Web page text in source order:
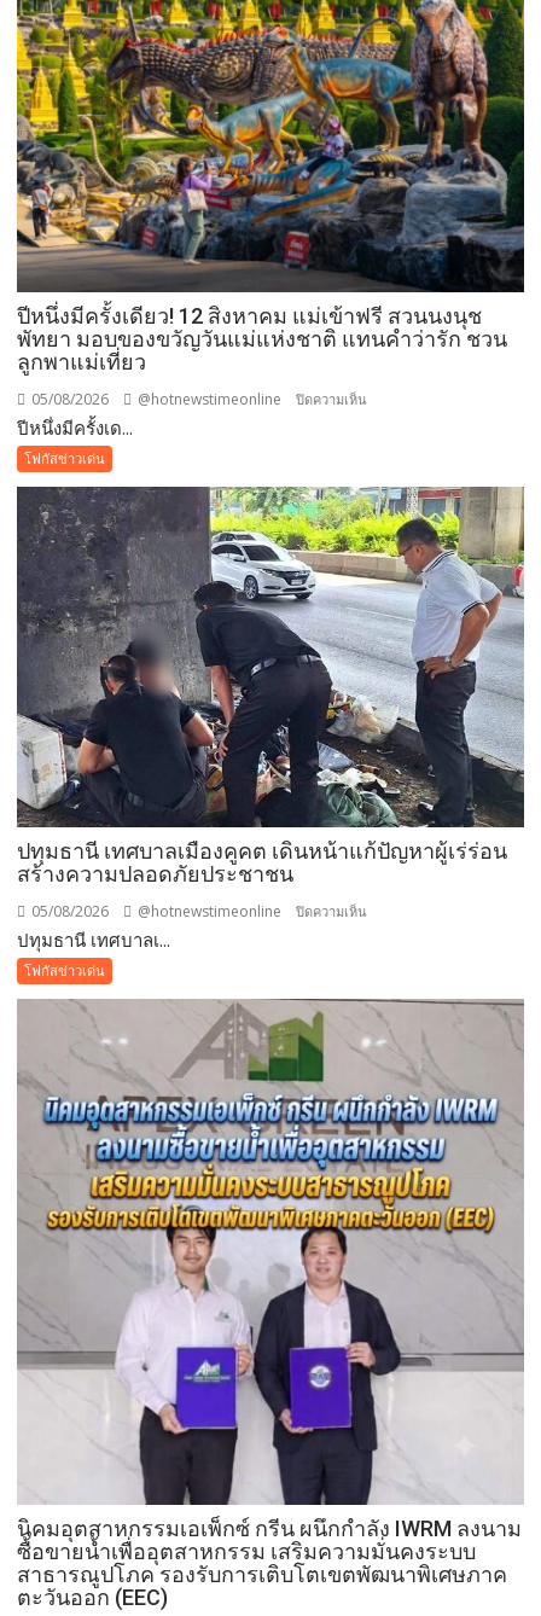
ปีหนึ่งมีครั้งเดียว! 12 สิงหาคม แม่เข้าฟรี สวนนงนุช
พัทยา มอบของขวัญวันแม่แห่งชาติ แทนคำว่ารัก ชวน
ลูกพาแม่เที่ยว
05/08/2026 @hotnewstimeonline ปิดความเห็น
ครั้ง
เดียว!
12
สิงหาคม
แม่
เข้า
ฟรี
สวน
นงนุช
พัทยา
มอบ
ของ
ขวัญ
วัน
ว่า
รัก
พา
แม่
เที่ยว
ปีหนึ่งมีครั้งเด...
โฟกัสข่าวเด่น
ปทุมธานี เทศบาลเมืองคูคต เดินหน้าแก้ปัญหาผู้เร่ร่อน
สร้างความปลอดภัยประชาชน
05/08/2026 @hotnewstimeonline ปิดความเห็น
คูคต
เดิน
แก้
ปัญหา
ผู้
เร่ร่อน
สร้าง
ความ
ปทุมธานี เทศบาลเ...
โฟกัสข่าวเด่น
นิคมอุตสาหกรรมเอเพ็กซ์ กรีน ผนึกกำลัง IWRM ลงนาม
ซื้อขายน้ำเพื่ออุตสาหกรรม เสริมความมั่นคงระบบ
สาธารณูปโภค รองรับการเติบโตเขตพัฒนาพิเศษภาค
ตะวันออก (EEC)